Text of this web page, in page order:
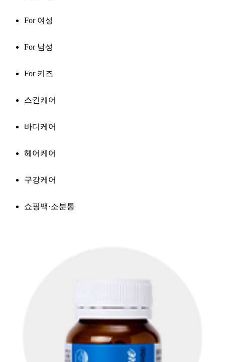
For 여성
For 남성
For 키즈
스킨케어
바디케어
헤어케어
구강케어
쇼핑백·소분통